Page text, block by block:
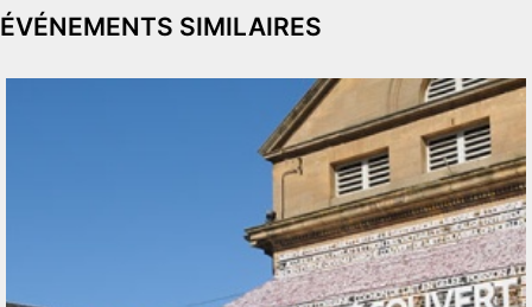
ÉVÉNEMENTS SIMILAIRES